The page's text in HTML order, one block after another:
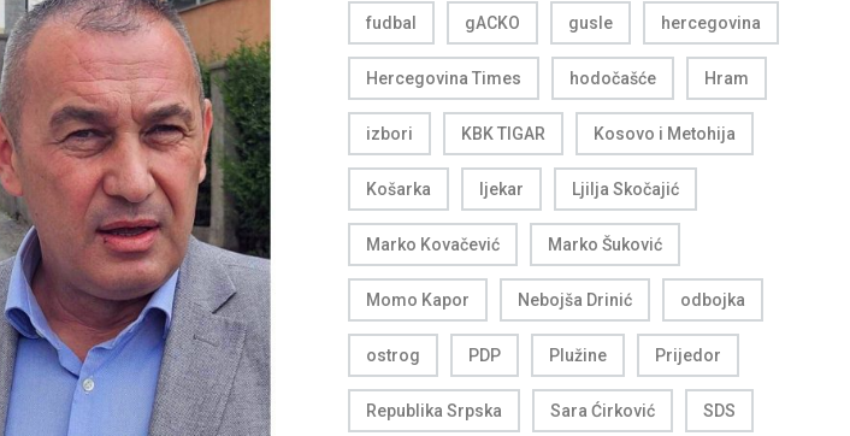
fudbal gACKO gusle hercegovina
Hercegovina Times hodočašće Hram
izbori KBK TIGAR Kosovo i Metohija
Košarka ljekar Ljilja Skočajić
Marko Kovačević Marko Šuković
Momo Kapor Nebojša Drinić odbojka
ostrog PDP Plužine Prijedor
Republika Srpska Sara Ćirković SDS